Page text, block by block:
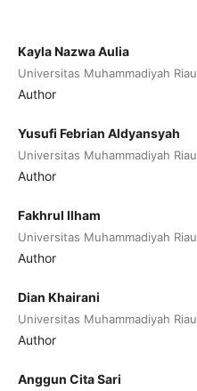
Kayla Nazwa Aulia
Universitas Muhammadiyah Riau
Author
Yusufi Febrian Aldyansyah
Universitas Muhammadiyah Riau
Author
Fakhrul Ilham
Universitas Muhammadiyah Riau
Author
Dian Khairani
Universitas Muhammadiyah Riau
Author
Anggun Cita Sari